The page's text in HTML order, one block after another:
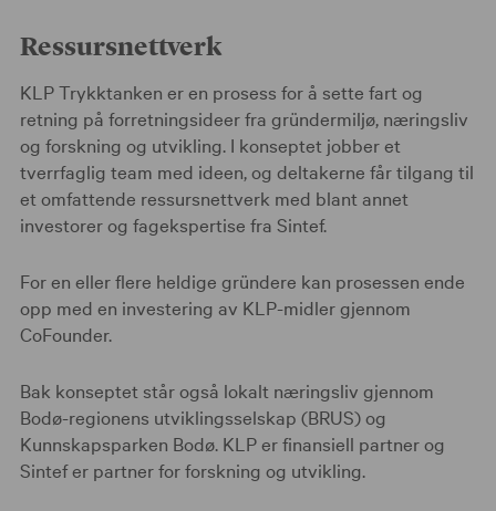
Ressursnettverk
KLP Trykktanken er en prosess for å sette fart og
retning på forretningsideer fra gründermiljø, næringsliv
og forskning og utvikling. I konseptet jobber et
tverrfaglig team med ideen, og deltakerne får tilgang til
et omfattende ressursnettverk med blant annet
investorer og fagekspertise fra Sintef.
For en eller flere heldige gründere kan prosessen ende
opp med en investering av KLP-midler gjennom
CoFounder.
Bak konseptet står også lokalt næringsliv gjennom
Bodø-regionens utviklingsselskap (BRUS) og
Kunnskapsparken Bodø. KLP er finansiell partner og
Sintef er partner for forskning og utvikling.